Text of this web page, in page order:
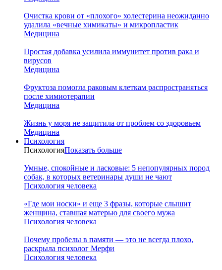
Очистка крови от «плохого» холестерина неожиданно
удалила «вечные химикаты» и микропластик
Медицина
Простая добавка усилила иммунитет против рака и
вирусов
Медицина
Фруктоза помогла раковым клеткам распространяться
после химиотерапии
Медицина
Жизнь у моря не защитила от проблем со здоровьем
Медицина
Психология
ПсихологияПоказать больше
Умные, спокойные и ласковые: 5 непопулярных пород
собак, в которых ветеринары души не чают
Психология человека
«Где мои носки» и еще 3 фразы, которые слышит
женщина, ставшая матерью для своего мужа
Психология человека
Почему пробелы в памяти — это не всегда плохо,
раскрыла психолог Мерфи
Психология человека